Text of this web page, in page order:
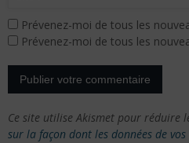
Prévenez-moi de tous les
Prévenez-moi de tous les
Ce site utilise Akismet pour réduire
sur la façon dont les données de